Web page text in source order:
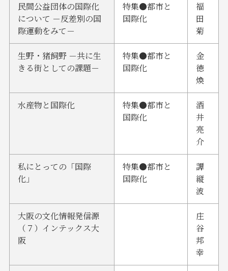
民間公益団体の国際化
について －反差別の国
際運動をみて－
特集●都市と
国際化
福
田
菊
生野・猪飼野 －共に生
きる街としての課題－
特集●都市と
国際化
金
徳
煥
水産物と国際化
特集●都市と
国際化
酒
井
亮
介
私にとっての「国際
化」
特集●都市と
国際化
譚
縦
波
大阪の文化情報発信源
（７）インテックス大
阪
庄
谷
邦
幸